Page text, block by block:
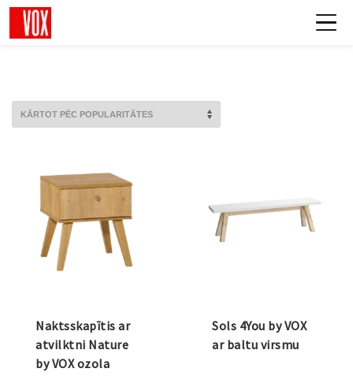
Naktsskapītis ar
atvilktni Nature
by VOX ozola
Sols 4You by VOX
ar baltu virsmu